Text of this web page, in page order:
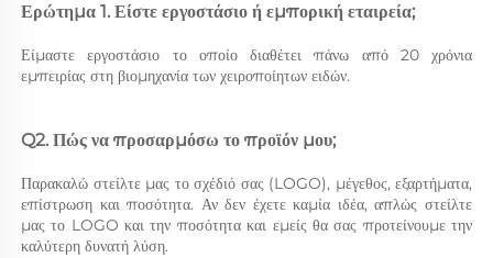
Ερώτημα 1. Είστε εργοστάσιο ή εμπορική εταιρεία;
Είμαστε εργοστάσιο το οποίο διαθέτει πάνω από 20 χρόνια
εμπειρίας στη βιομηχανία των χειροποίητων ειδών.
Q2. Πώς να προσαρμόσω το προϊόν μου;
Παρακαλώ στείλτε μας το σχέδιό σας (LOGO), μέγεθος, εξαρτήματα,
επίστρωση και ποσότητα. Αν δεν έχετε καμία ιδέα, απλώς στείλτε
μας το LOGO και την ποσότητα και εμείς θα σας προτείνουμε την
καλύτερη δυνατή λύση.